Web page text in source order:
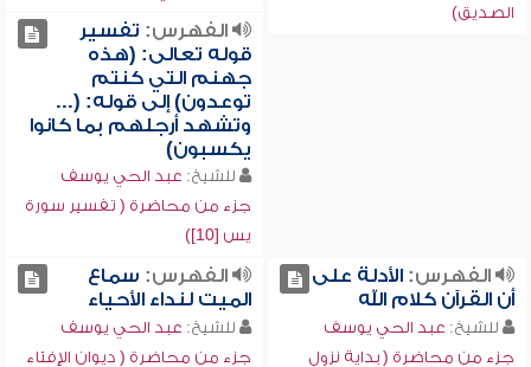
الصديق)
الفهرس: تفسير
قوله تعالى: (هذه
جهنم التي كنتم
توعدون) إلى قوله: (...
وتشهد أرجلهم بما كانوا
يكسبون)
للشيخ: عبد الحي يوسف
جزء من محاضرة ( تفسير سورة
يس [10])
الفهرس:الأدلة على
أن القرآن كلام الله
للشيخ: عبد الحي يوسف
جزء من محاضرة ( بداية نزول
الفهرس: سماع
الميت لنداء الأحياء
للشيخ: عبد الحي يوسف
جزء من محاضرة ( ديوان الإفتاء